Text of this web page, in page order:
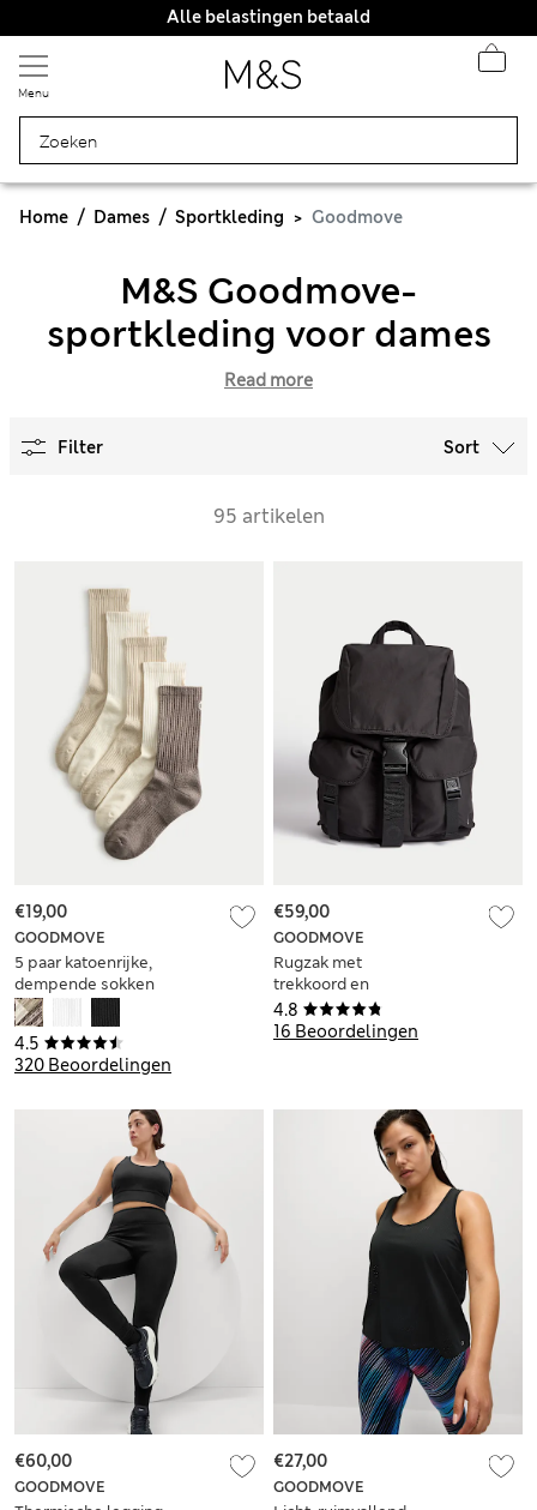
Alle belastingen betaald
Menu
Home Dames Sportkleding Goodmove
M&S Goodmove-
sportkleding voor dames
Read more
Filter Sort
95 artikelen
4.5
320 Beoordelingen
GOODMOVE
5 paar katoenrijke,
dempende sokken
€19,00
4.8
16 Beoordelingen
GOODMOVE
Rugzak met
trekkoord en
meerdere vakken
€59,00
GOODMOVE
€60,00
GOODMOVE
€27,00